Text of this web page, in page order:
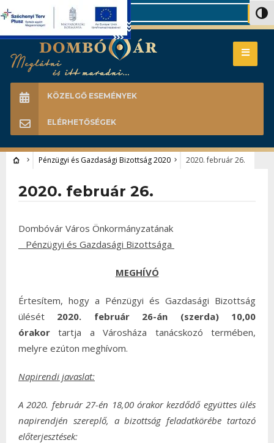
Search
KÖZELGŐ ESEMÉNYEK
ELÉRHETŐSÉGEK
Pénzügyi és Gazdasági Bizottság 2020 2020. február 26.
2020. február 26.
Dombóvár Város Önkormányzatának
Pénzügyi és Gazdasági Bizottsága
MEGHÍVÓ
Értesítem, hogy a Pénzügyi és Gazdasági Bizottság
ülését 2020. február 26-án (szerda) 10,00
órakortartja a Városháza tanácskozó termében,
melyre ezúton meghívom.
Napirendi javaslat:
A 2020. február 27-én 18,00 órakor kezdődő együttes ülés
napirendjén szereplő, a bizottság feladatkörébe tartozó
előterjesztések: